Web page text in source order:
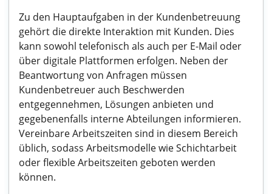
Zu den Hauptaufgaben in der Kundenbetreuung
gehört die direkte Interaktion mit Kunden. Dies
kann sowohl telefonisch als auch per E-Mail oder
über digitale Plattformen erfolgen. Neben der
Beantwortung von Anfragen müssen
Kundenbetreuer auch Beschwerden
entgegennehmen, Lösungen anbieten und
gegebenenfalls interne Abteilungen informieren.
Vereinbare Arbeitszeiten sind in diesem Bereich
üblich, sodass Arbeitsmodelle wie Schichtarbeit
oder flexible Arbeitszeiten geboten werden
können.